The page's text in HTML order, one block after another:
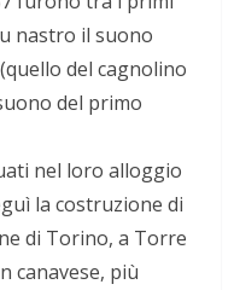
nastro il suono
del cagnolino
del primo
nel loro alloggio
la costruzione di
di Torino, a Torre
canavese, più